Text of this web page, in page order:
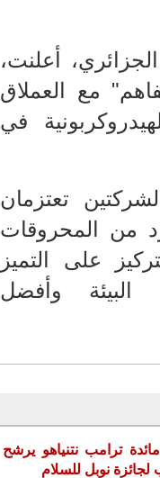
أعلنت،
مع العملاق
في
تعتزمان
من المحروقات
على التميز
البيئة وأفضل
ترامب نتنياهو يرشح
لجائزة نوبل للسلام